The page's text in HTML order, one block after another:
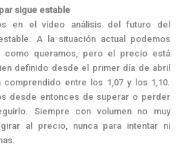
k
e
d
n
r
m
A
p
sigue estable
en el vídeo análisis del futuro del
A la situación actual podemos
como queramos, pero el precio está
definido desde el primer día de abril
entre los 1,07 y los 1,10.
desde entonces de superar o perder
Siempre con volumen no muy
al precio, nunca para intentar ni